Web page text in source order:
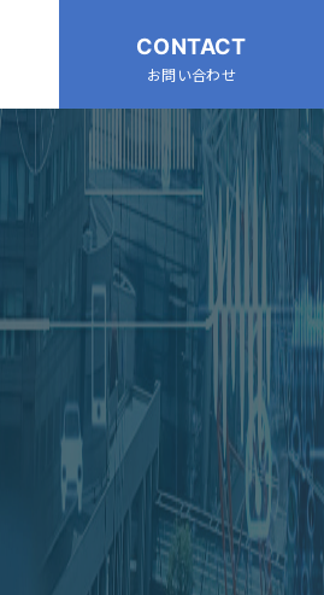
CONTACT
お問い合わせ